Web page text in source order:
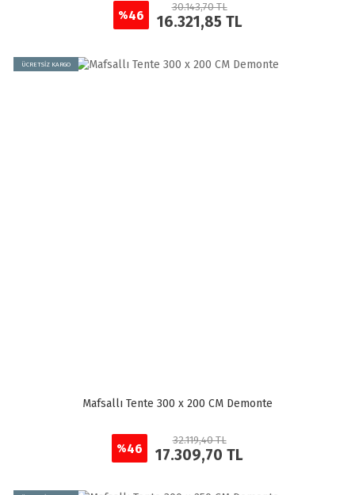
%46
30.143,70 TL
16.321,85 TL
ÜCRETSİZ KARGO
Mafsallı Tente 300 x 200 CM Demonte
%46
32.119,40 TL
17.309,70 TL